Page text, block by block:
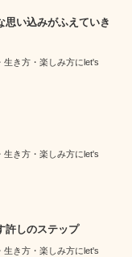
思い込みがふえていき
き方・楽しみ方にlet's
き方・楽しみ方にlet's
許しのステップ
き方・楽しみ方にlet's